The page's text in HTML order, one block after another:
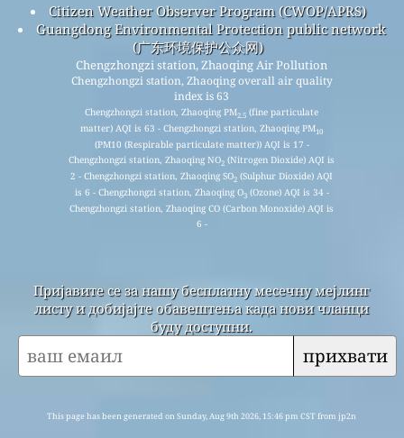
Citizen Weather Observer Program (CWOP/APRS)
Guangdong Environmental Protection public network
(广东环境保护公众网)
Chengzhongzi station, Zhaoqing Air Pollution
Chengzhongzi station, Zhaoqing overall air quality
index is 63
Chengzhongzi station, Zhaoqing PM2.5 (fine particulate
matter) AQI is 63 - Chengzhongzi station, Zhaoqing PM10
(PM10 (Respirable particulate matter)) AQI is 17 -
Chengzhongzi station, Zhaoqing NO2 (Nitrogen Dioxide) AQI is
2 - Chengzhongzi station, Zhaoqing SO2 (Sulphur Dioxide) AQI
is 6 - Chengzhongzi station, Zhaoqing O3(Ozone) AQI is 34 -
Chengzhongzi station, Zhaoqing CO (Carbon Monoxide) AQI is
6 -
Пријавите се за нашу бесплатну месечну мејлинг
листу и добијајте обавештења када нови чланци
буду доступни.
прихвати
This page has been generated on Sunday, Aug 9th 2026, 15:46 pm CST from jp2n